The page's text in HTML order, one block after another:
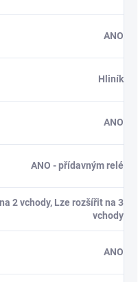
ANO
Hliník
ANO
ANO - přídavným relé
2 vchody, Lze rozšířit na 3
vchody
ANO